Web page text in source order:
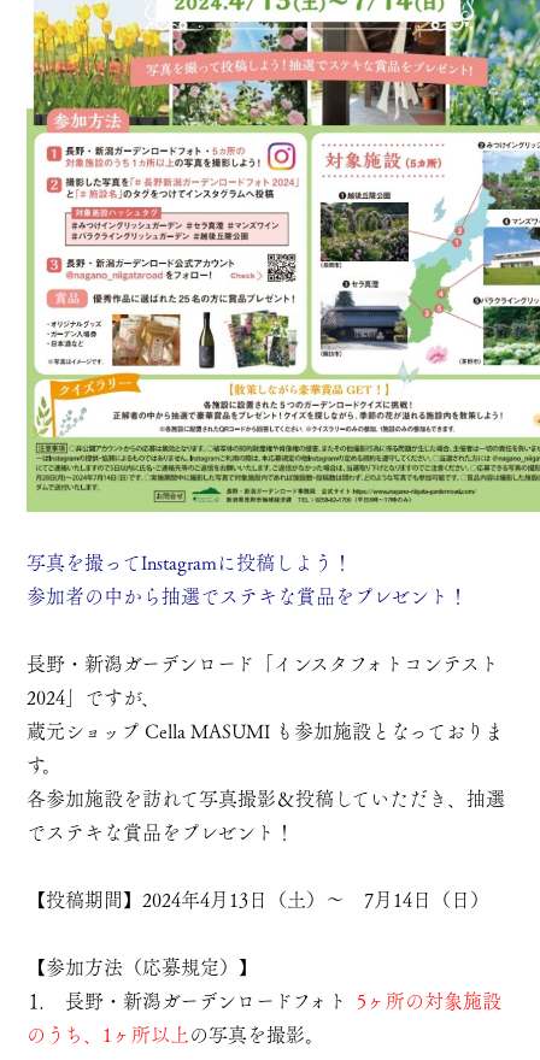
写真を撮ってInstagramに投稿しよう！
参加者の中から抽選でステキな賞品をプレゼント！
長野・新潟ガーデンロード「インスタフォトコンテスト
2024」ですが、
蔵元ショップ Cella MASUMI も参加施設となっておりま
す。
各参加施設を訪れて写真撮影＆投稿していただき、抽選
でステキな賞品をプレゼント！
【投稿期間】2024年4月13日（土）～ 7月14日（日）
【参加方法（応募規定）】
⒈
長野・新潟ガーデンロードフォト 5ヶ所の対象施設
のうち、1ヶ所以上 の写真を撮影